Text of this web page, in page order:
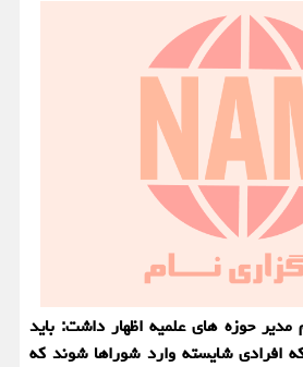
حوزه های علمیه اظهار داشت: باید
افرادی شایسته وارد شوراها شوند كه